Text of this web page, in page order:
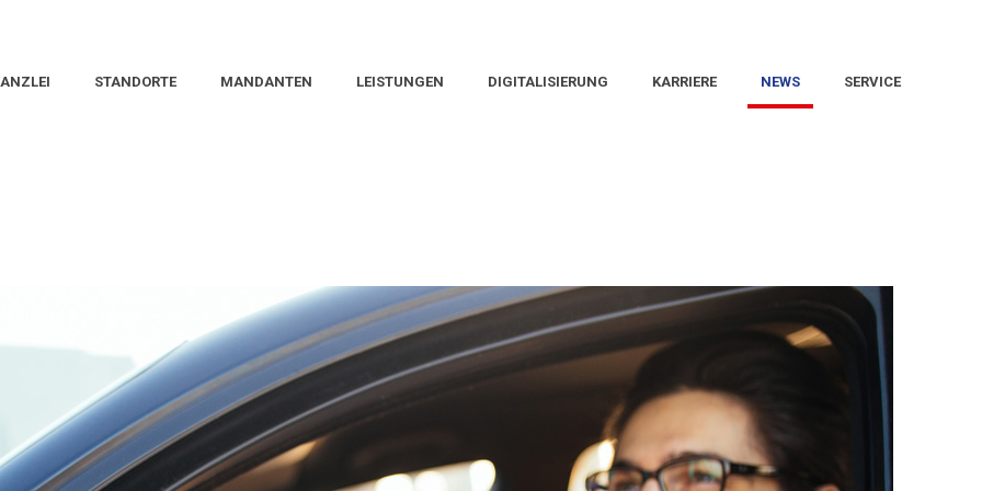
STANDORTE MANDANTEN LEISTUNGEN DIGITALISIERUNG KARRIERE NEWS SERVICE